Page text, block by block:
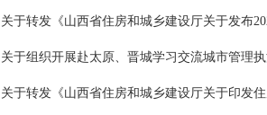
关于转发《山西省住房和城乡建设厅关于发布
关于组织开展赴太原、晋城学习交流城市管理
关于转发《山西省住房和城乡建设厅关于印发